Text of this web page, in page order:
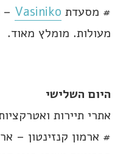
# מסעדת Vasiniko
–
מעולות. מומלץ מאוד.
היום השלישי
אתרי תיירות
# ארמון קנזינטון –